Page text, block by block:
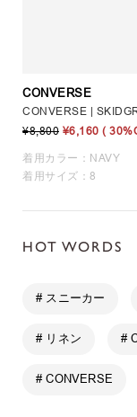
CONVERSE
¥8,800 ¥6,160 (
着用カラー：NAVY
着用サイズ：8
HOT WORDS
# スニーカー
# リネン #
# CONVERSE